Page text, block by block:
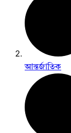
আন্তর্জাতিক